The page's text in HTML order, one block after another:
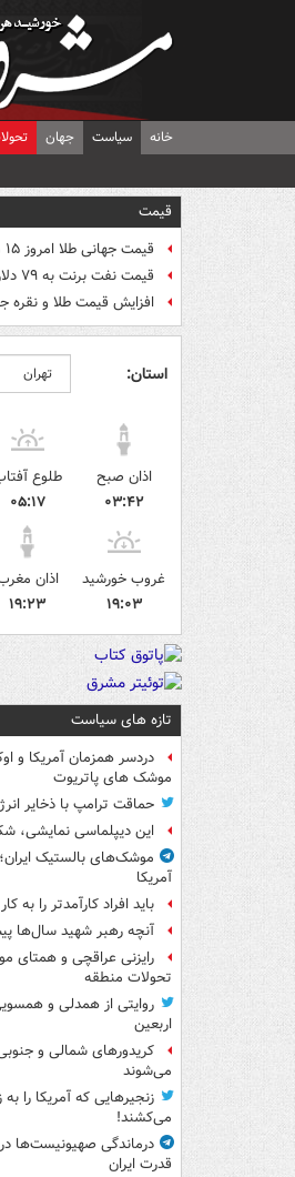
خانه سیاست جهان
قیمت
قیمت جهانی طلا امروز ۱۵ مرداد
قیمت نفت برنت به ۷۹ دلار رسید
افزایش قیمت طلا و نقره
استان:
اذان صبح
۰۳:۴۲
طلوع
۰۵:۱۷
غروب خورشید
۱۹:۰۳
اذان
۱۹:۲۳
تازه های سیاست
دردسر همزمان آمریکا و
موشک های پاتریوت
حماقت ترامپ با ذخایر
این دیپلماسی نمایشی،
موشک‌های بالستیک
آمریکا
باید افراد کارآمدتر را به
آنچه رهبر شهید سال‌ها
رایزنی عراقچی و همتای
تحولات منطقه
روایتی از همدلی و
اربعین
کریدورهای شمالی و
می‌شوند
زنجیرهایی که آمریکا را
می‌کشند!
درماندگی صهیونیست‌ها در
قدرت ایران